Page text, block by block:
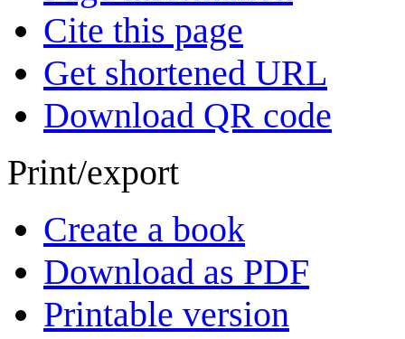
Cite this page
Get shortened URL
Download QR code
Print/export
Create a book
Download as PDF
Printable version